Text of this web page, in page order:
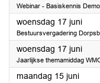
Webinar - Basiskennis
woensdag 17 juni2026
Bestuursvergadering
woensdag 17 juni2026
Jaarlijkse themamiddag
maandag 15 juni2026